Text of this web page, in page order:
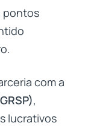
pontos
com a
,
lucrativos